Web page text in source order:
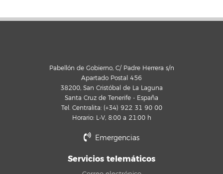
Pabellón de Gobierno, C/ Padre Herrera s/n
Apartado Postal 456
38200, San Cristóbal de La Laguna
Santa Cruz de Tenerife - España
Tel. Centralita: (+34) 922 31 90 00
Horario: L-V, 8:00 a 21:00 h
Emergencias
Servicios telemáticos